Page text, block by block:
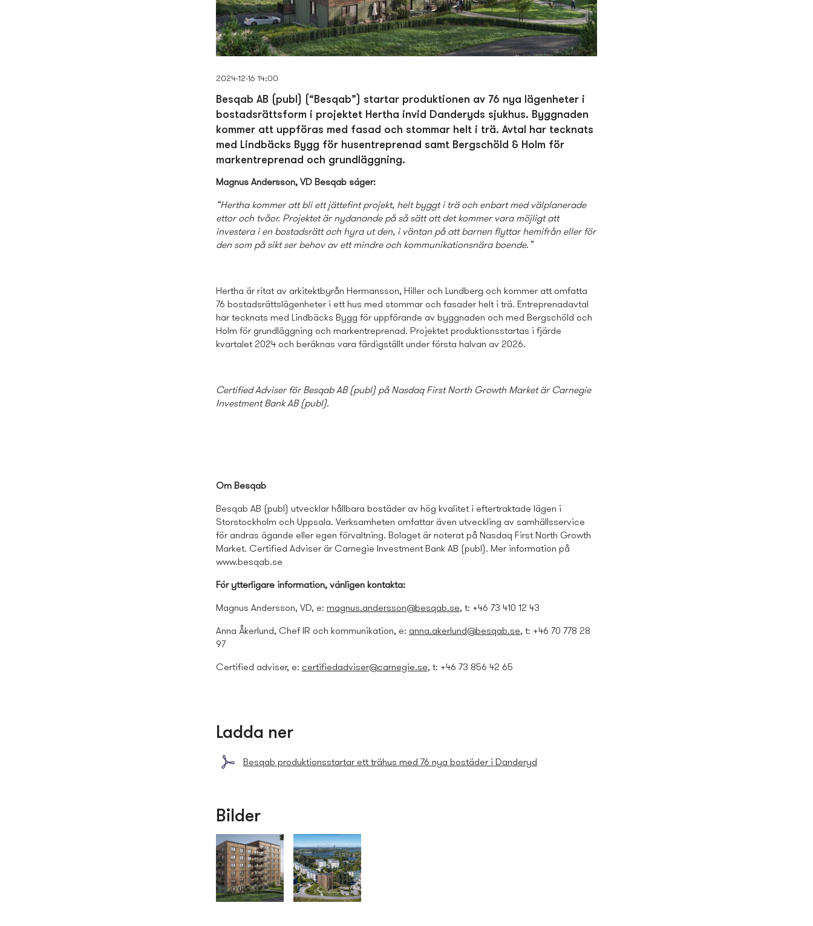
2024-12-16 14:00
Besqab AB (publ) (“Besqab”) startar produktionen av 76 nya lägenheter i
bostads­rätts­form i projektet Hertha invid Danderyds sjukhus. Byggnaden
kommer att uppföras med fasad och stommar helt i trä. Avtal har tecknats
med Lindbäcks Bygg för husentreprenad samt Bergschöld & Holm för
markentreprenad och grundläggning.
Magnus Andersson, VD Besqab säger:
“Hertha kommer att bli ett jättefint projekt, helt byggt i trä och enbart med välplanerade
ettor och tvåor. Projektet är nydanande på så sätt att det kommer vara möjligt att
investera i en bostads­rätt och hyra ut den, i väntan på att barnen flyttar hemifrån eller för
den som på sikt ser behov av ett mindre och kommunikationsnära boende.”
Hertha är ritat av arkitektbyrån Hermansson, Hiller och Lundberg och kommer att omfatta
76 bostads­rättslägenheter i ett hus med stommar och fasader helt i trä. Entreprenadavtal
har tecknats med Lindbäcks Bygg för uppförande av byggnaden och med Bergschöld och
Holm för grundläggning och markentreprenad. Projektet produktionsstartas i fjärde
kvartalet 2024 och beräknas vara färdigställt under första halvan av 2026.
Certified Adviser för Besqab AB (publ) på Nasdaq First North Growth Market är Carnegie
Investment Bank AB (publ).
Om Besqab
Besqab AB (publ) utvecklar hållbara bostäder av hög kvalitet i eftertraktade lägen i
Storstockholm och Uppsala. Verksamheten omfattar även utveckling av samhällsservice
för andras ägande eller egen förvaltning. Bolaget är noterat på Nasdaq First North Growth
Market. Certified Adviser är Carnegie Investment Bank AB (publ). Mer information på
www.besqab.se
För ytterligare information, vänligen kontakta:
Magnus Andersson, VD, e: magnus.andersson@besqab.se, t: +46 73 410 12 43
Anna Åkerlund, Chef IR och kommunikation, e: anna.akerlund@besqab.se, t: +46 70 778 28
97
Certified adviser, e: certifiedadviser@carnegie.se, t: +46 73 856 42 65
Ladda ner
Besqab produktionsstartar ett trähus med 76 nya bostäder i Danderyd
Bilder